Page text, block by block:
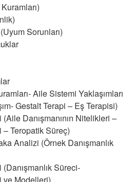
Sorunları)
Aile Sistemi Yaklaşımları
Gestalt Terapi – Eş Terapisi)
(Aile Danışmanının Nitelikleri –
– Teropatik Süreç)
Analizi (Örnek Danışmanlık
Süreci-